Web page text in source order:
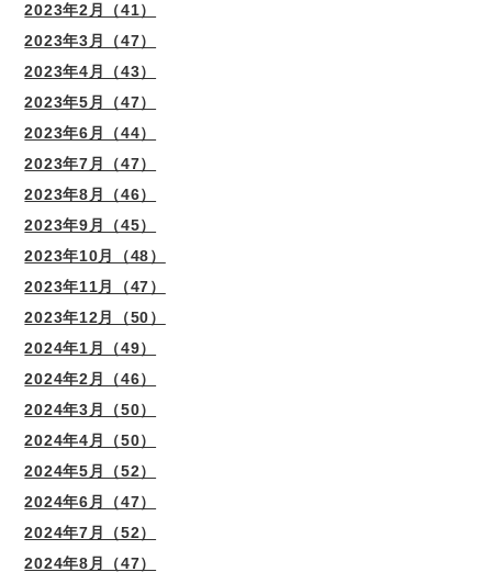
2023年2月（41）
2023年3月（47）
2023年4月（43）
2023年5月（47）
2023年6月（44）
2023年7月（47）
2023年8月（46）
2023年9月（45）
2023年10月（48）
2023年11月（47）
2023年12月（50）
2024年1月（49）
2024年2月（46）
2024年3月（50）
2024年4月（50）
2024年5月（52）
2024年6月（47）
2024年7月（52）
2024年8月（47）